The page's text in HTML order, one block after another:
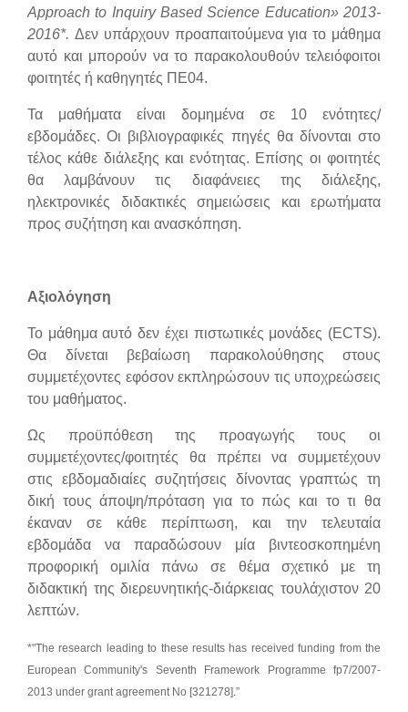
Approach to Inquiry Based Science Education» 2013-
2016*. Δεν υπάρχουν προαπαιτούμενα για το μάθημα
αυτό και μπορούν να το παρακολουθούν τελειόφοιτοι
φοιτητές ή καθηγητές ΠΕ04.
Τα μαθήματα είναι δομημένα σε 10 ενότητες/
εβδομάδες. Οι βιβλιογραφικές πηγές θα δίνονται στο
τέλος κάθε διάλεξης και ενότητας. Επίσης οι φοιτητές
θα λαμβάνουν τις διαφάνειες της διάλεξης,
ηλεκτρονικές διδακτικές σημειώσεις και ερωτήματα
προς συζήτηση και ανασκόπηση.
Αξιολόγηση
Το μάθημα αυτό δεν έχει πιστωτικές μονάδες (ECTS).
Θα δίνεται βεβαίωση παρακολούθησης στους
συμμετέχοντες εφόσον εκπληρώσουν τις υποχρεώσεις
του μαθήματος.
Ως προϋπόθεση της προαγωγής τους οι
συμμετέχοντες/φοιτητές θα πρέπει να συμμετέχουν
στις εβδομαδιαίες συζητήσεις δίνοντας γραπτώς τη
δική τους άποψη/πρόταση για το πώς και το τι θα
έκαναν σε κάθε περίπτωση, και την τελευταία
εβδομάδα να παραδώσουν μία βιντεοσκοπημένη
προφορική ομιλία πάνω σε θέμα σχετικό με τη
διδακτική της διερευνητικής-διάρκειας τουλάχιστον 20
λεπτών.
*"The research leading to these results has received funding from the
European Community's Seventh Framework Programme fp7/2007-
2013 under grant agreement No [321278].”